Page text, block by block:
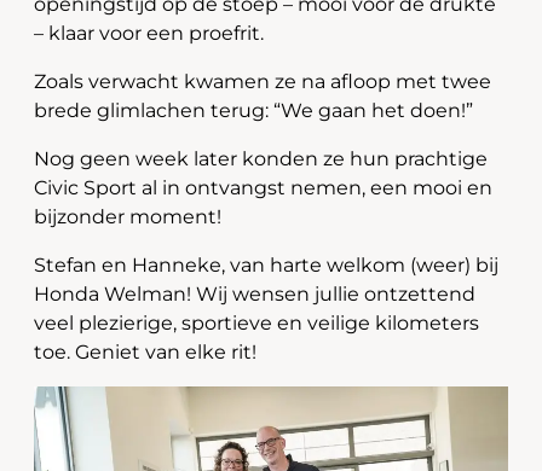
– klaar voor een proefrit.
Zoals verwacht kwamen ze na afloop met twee
brede glimlachen terug: “We gaan het doen!”
Nog geen week later konden ze hun prachtige
Civic Sport al in ontvangst nemen, een mooi en
bijzonder moment!
Stefan en Hanneke, van harte welkom (weer) bij
Honda Welman! Wij wensen jullie ontzettend
veel plezierige, sportieve en veilige kilometers
toe. Geniet van elke rit!